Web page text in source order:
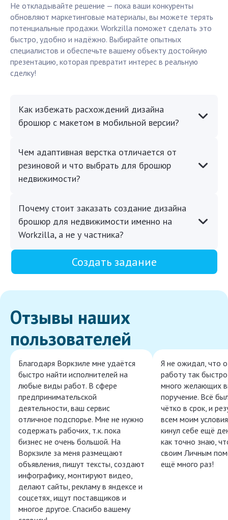
Не откладывайте решение — пока ваши конкуренты
обновляют маркетинговые материалы, вы можете терять
потенциальные продажи. Workzilla поможет сделать это
быстро, удобно и надёжно. Выбирайте опытных
специалистов и обеспечьте вашему объекту достойную
презентацию, которая превратит интерес в реальную
сделку!
Как избежать расхождений дизайна
брошюр с макетом в мобильной версии?
Чем адаптивная верстка отличается от
резиновой и что выбрать для брошюр
недвижимости?
Почему стоит заказать создание дизайна
брошюр для недвижимости именно на
Workzilla, а не у частника?
Создать задание
Отзывы наших
пользователей
Благодаря Воркзиле мне удаётся
быстро найти исполнителей на
любые виды работ. В сфере
предпринимательской
деятельности, ваш сервис
отличное подспорье. Мне не нужно
содержать рабочих, т.к. пока
бизнес не очень большой. На
Воркзиле за меня размещают
объявления, пишут тексты, создают
инфографику, монтируют видео,
делают сайты, рекламу в яндексе и
соцсетях, ищут поставщиков и
многое другое. Спасибо вашему
Я не ожидал, что
работу так
много желающих
поручение. Всё
чётко в срок, и
всем моим
кинул себе ещё
как точно знаю,
своим Личным
ещё много раз!